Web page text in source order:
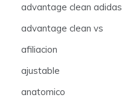
advantage clean adidas
advantage clean vs
afiliacion
ajustable
anatomico